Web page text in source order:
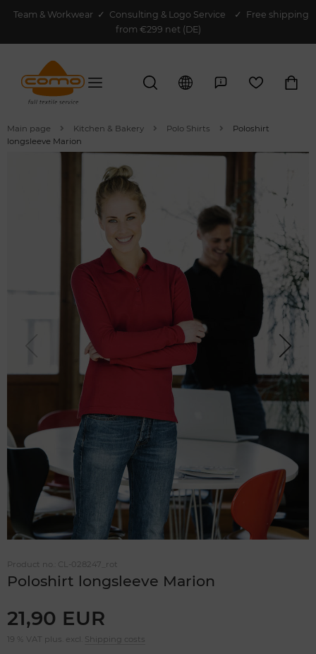
Team & Workwear ✓ Consulting & Logo Service
✓ Free shipping
from €299 net (DE)
Main page Kitchen & Bakery Polo Shirts
Poloshirt
longsleeve Marion
Next
Product no.: CL-028247_rot
Poloshirt longsleeve Marion
21,90 EUR
19 % VAT plus. excl. Shipping costs